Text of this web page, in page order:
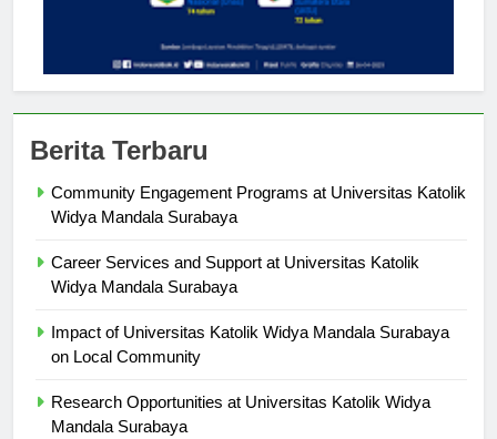
Community Engagement Programs at Universitas Katolik
Career Services and Support at Universitas Katolik
Impact of Universitas Katolik Widya Mandala Surabaya
Research Opportunities at Universitas Katolik Widya